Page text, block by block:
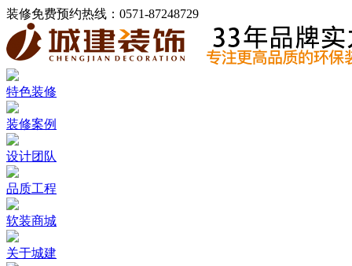
装修免费预约热线： 0571-87248729
特色装修
装修案例
设计团队
品质工程
软装商城
关于城建